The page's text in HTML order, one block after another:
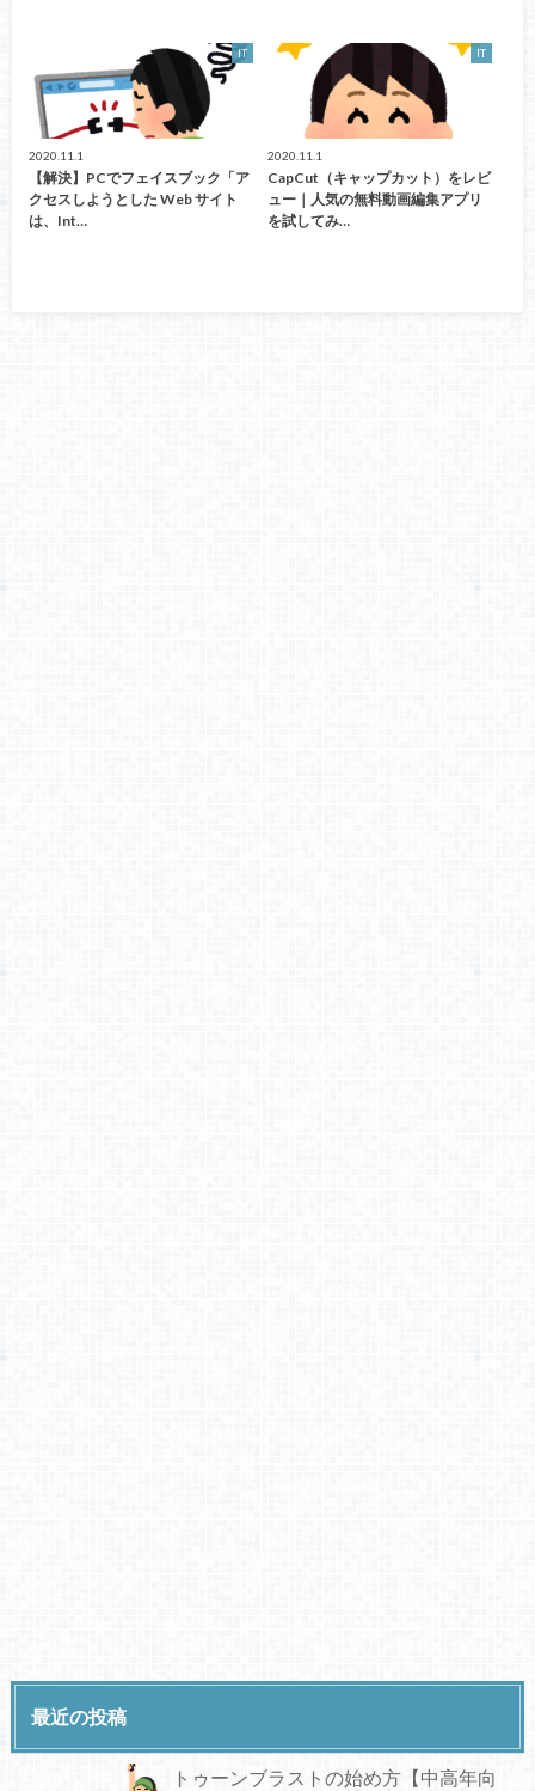
IT
2020.11.1
【解決】PCでフェイスブック「ア
クセスしようとした Web サイト
は、Int…
IT
2020.11.1
CapCut（キャップカット）をレビ
ュー｜人気の無料動画編集アプリ
を試してみ…
最近の投稿
トゥーンブラストの始め方【中高年向